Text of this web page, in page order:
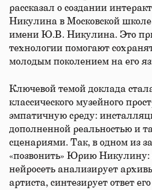
рассказал о создании
Никулина в Московской школе
имени Ю.В. Никулина. Это
технологии помогают
молодым поколением на его
Ключевой темой доклада
классического музейного
эмпатичную среду:
дополненной реальностью и
сценариями. Так, в одном из
«позвонить» Юрию Никулину:
нейросеть анализирует
артиста, синтезирует ответ